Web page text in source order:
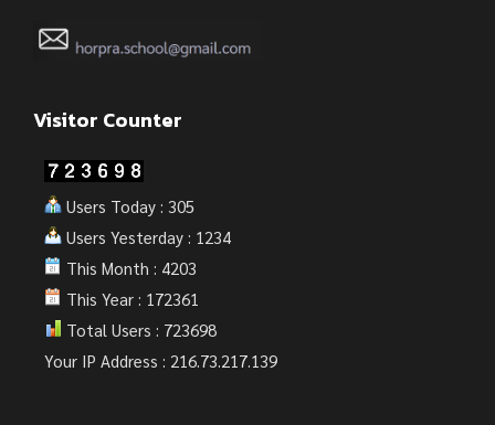
Visitor Counter
Users Today : 305
Users Yesterday : 1234
This Month : 4203
This Year : 172361
Total Users : 723698
Your IP Address : 216.73.217.139